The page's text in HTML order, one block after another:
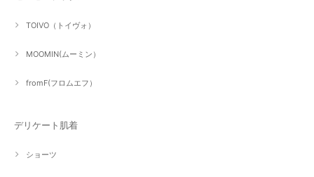
TOIVO（トイヴォ）
MOOMIN(ムーミン）
fromF(フロムエフ）
デリケート肌着
ショーツ